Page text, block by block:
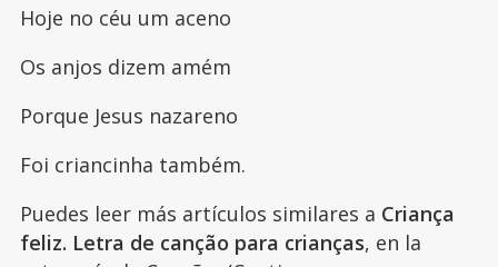
Hoje no céu um aceno
Os anjos dizem amém
Porque Jesus nazareno
Foi criancinha também.
Puedes leer más artículos similares a Criança
feliz. Letra de canção para crianças, en la